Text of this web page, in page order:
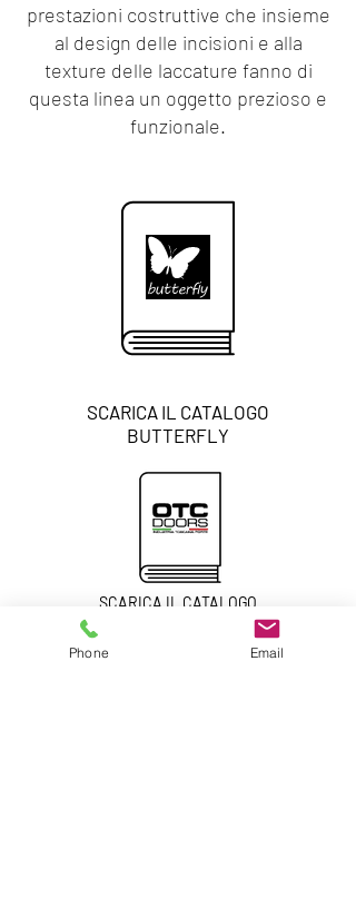
prestazioni costruttive che insieme
al design delle incisioni e alla
texture delle laccature fanno di
questa linea un oggetto prezioso e
funzionale.
SCARICA IL CATALOGO
BUTTERFLY
SCARICA IL CATALOGO
Phone Email